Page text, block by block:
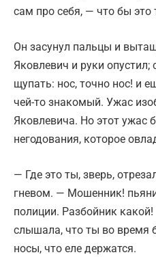
сам про себя, — что бы это
Он засунул пальцы и
Яковлевич и руки опустил;
щупать: нос, точно нос! и
чей-то знакомый. Ужас
Яковлевича. Но этот ужас
негодования, которое
— Где это ты, зверь,
гневом. — Мошенник!
полиции. Разбойник
слышала, что ты во время
носы, что еле держатся.